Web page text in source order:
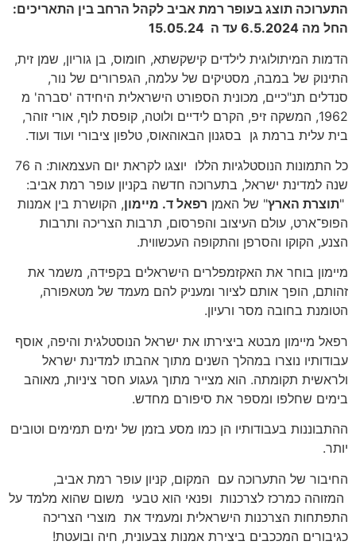
התערוכה תוצג בעופר רמת אביב לקהל הרחב בין התאריכים:
החל מה 6.5.2024 עד ה 15.05.24
הדמות המיתולוגית לילדים קישקשתא, חומוס, בן גוריון, שמן זית,
התינוק של במבה, מסטיקים של עלמה, הגפרורים של נור,
סנדלים תנ"כיים, מכונית הספורט הישראלית היחידה 'סברה' מ
1962, המשקה זיפ, הקרם לידיים ולוטה, קופסת לוף, אורי זוהר,
בית עלית ברמת גן בסגנון הבאוהאוס, טלפון ציבורי ועוד ועוד.
כל התמונות הנוסטלגיות הללו יוצגו לקראת יום העצמאות: ה 76
שנה למדינת ישראל, בתערוכה חדשה בקניון עופר רמת אביב:
"תוצרת הארץ" של האמן רפאל ד. מיימון, הקושרת בין אמנות
הפופ־ארט, עולם העיצוב והפרסום, תרבות הצריכה ותרבות
הצנע, הקוקו והסרפן והתקופה העכשווית.
מיימון בוחר את האקזמפלרים הישראלים בקפידה, משמר את
זהותם, הופך אותם לציור ומעניק להם מעמד של מטאפורה,
הטומנת בחובה מסר ורעיון.
רפאל מיימון מבטא ביצירתו את ישראל הנוסטלגית והיפה, אוסף
עבודותיו נוצרו במהלך השנים מתוך אהבתו למדינת ישראל
ולראשית תקומתה. הוא מצייר מתוך געגוע חסר ציניות, מאוהב
בימים שחלפו ומספר את סיפורם מחדש.
ההתבוננות בעבודותיו הן כמו מסע בזמן של ימים תמימים וטובים
יותר.
החיבור של התערוכה עם המקום, קניון עופר רמת אביב,
המזוהה כמרכז לצרכנות ופנאי הוא טבעי משום שהוא מלמד על
התפתחות הצרכנות הישראלית ומעמיד את מוצרי הצריכה
כגיבורים המככבים ביצירת אמנות צבעונית, חיה ובועטת!